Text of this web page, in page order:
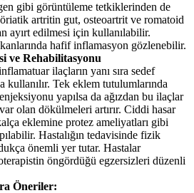
gibi görüntüleme tetkiklerinden de
artritin gut, osteoartrit ve romatoid
ayırt edilmesi için kullanılabilir.
hafif inflamasyon gözlenebilir.
ve Rehabilitasyonu
ilaçların yanı sıra sedef
kullanılır. Tek eklem tutulumlarında
yapılsa da ağızdan bu ilaçlar
olan dökülmeleri artırır. Ciddi hasar
eklemine protez ameliyatları gibi
Hastalığın tedavisinde fizik
önemli yer tutar. Hastalar
öngördüğü egzersizleri düzenli
Öneriler: